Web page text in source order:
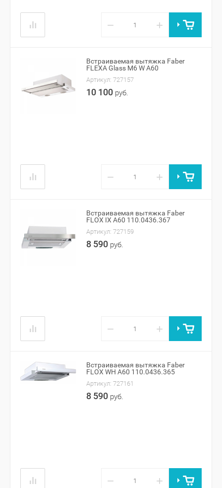
− +
Встраиваемая вытяжка Faber
FLEXA Glass M6 W A60
Артикул: 727157
10 100 руб.
− +
Встраиваемая вытяжка Faber
FLOX IX A60 110.0436.367
Артикул: 727159
8 590 руб.
− +
Встраиваемая вытяжка Faber
FLOX WH A60 110.0436.365
Артикул: 727161
8 590 руб.
− +